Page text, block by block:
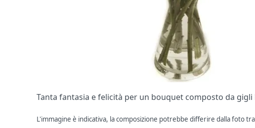
Tanta fantasia e felicità per un bouquet composto da gigli
L'immagine è indicativa, la composizione potrebbe differire dalla foto